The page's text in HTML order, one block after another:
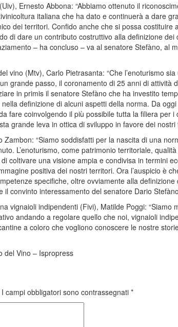
Ernesto Abbona: “Abbiamo ottenuto il
italiana che ha dato e continuerà a dare
dei territori. Confido anche che si possa costituire
di dare un contributo costruttivo alla definizione dei
– ha concluso – va al senatore Stefàno, al
vino (Mtv), Carlo Pietrasanta: “Che l’enoturismo
grande passo, il coronamento di 25 anni di attività
in primis il senatore Stefàno che ha investito
definizione di alcuni aspetti della norma. Da oggi
fare coinvolgendo il più possibile tutta la filiera per i
grande leva in ottica di sviluppo in favore dei nostri
“Siamo soddisfatti per la nascita di una
L’enoturismo, come patrimonio territoriale,
coltivare una visione ampia e condivisa in termini
positiva dei nostri territori. Ora l’auspicio è
specifiche, oltre ovviamente alla definizione
convinto interessamento del senatore Dario
vignaioli indipendenti (Fivi), Matilde Poggi: “Siamo
andando a regolare quello che noi, vignaioli
a coloro che vogliono conoscere le nostre
del Vino – Ispropress
I campi obbligatori sono contrassegnati *